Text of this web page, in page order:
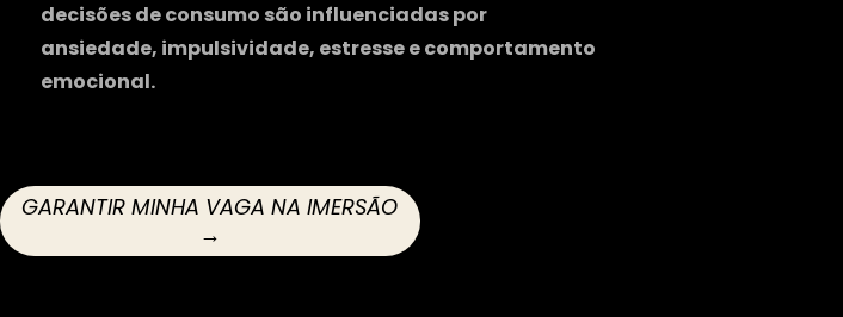
decisões de consumo são influenciadas por
ansiedade, impulsividade, estresse e comportamento
emocional.
GARANTIR MINHA VAGA NA IMERSÃO
→